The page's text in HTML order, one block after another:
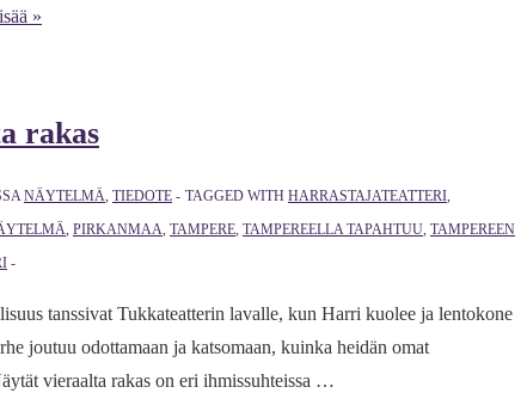
»
rakas
NÄYTELMÄ, TIEDOTE TAGGED WITH HARRASTAJATEATTERI,
, PIRKANMAA, TAMPERE, TAMPEREELLA TAPAHTUU, TAMPEREEN
tanssivat Tukkateatterin lavalle, kun Harri kuolee ja lentokone
joutuu odottamaan ja katsomaan, kuinka heidän omat
vieraalta rakas on eri ihmissuhteissa …